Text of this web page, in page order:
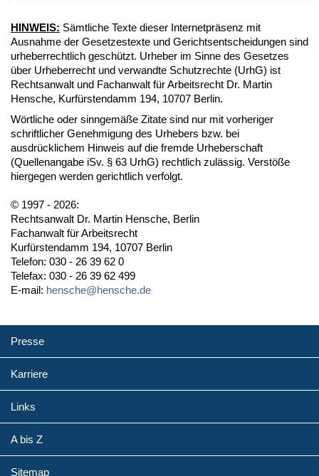
HINWEIS: Sämtliche Texte dieser Internetpräsenz mit
Ausnahme der Gesetzestexte und Gerichtsentscheidungen sind
urheberrechtlich geschützt. Urheber im Sinne des Gesetzes
über Urheberrecht und verwandte Schutzrechte (UrhG) ist
Rechtsanwalt und Fachanwalt für Arbeitsrecht Dr. Martin
Hensche, Kurfürstendamm 194, 10707 Berlin.
Wörtliche oder sinngemäße Zitate sind nur mit vorheriger
schriftlicher Genehmigung des Urhebers bzw. bei
ausdrücklichem Hinweis auf die fremde Urheberschaft
(Quellenangabe iSv. § 63 UrhG) rechtlich zulässig. Verstöße
hiergegen werden gerichtlich verfolgt.
© 1997 - 2026:
Rechtsanwalt Dr. Martin Hensche, Berlin
Fachanwalt für Arbeitsrecht
Kurfürstendamm 194, 10707 Berlin
Telefon: 030 - 26 39 62 0
Telefax: 030 - 26 39 62 499
E-mail: hensche@hensche.de
Presse
Karriere
Links
A bis Z
Sitemap